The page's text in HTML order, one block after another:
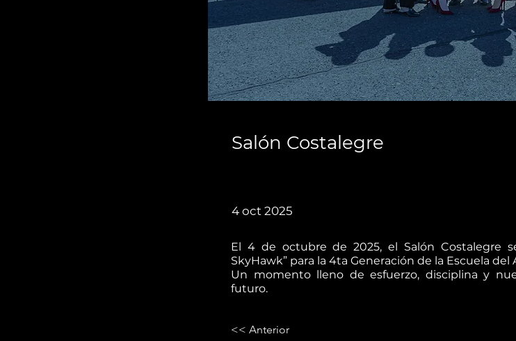
Salón Costalegre
4 oct 2025
El 4 de octubre de 2025, el Salón Costalegre
SkyHawk” para la 4ta Generación de la Escuela del
Un momento lleno de esfuerzo, disciplina y
futuro.
<< Anterior